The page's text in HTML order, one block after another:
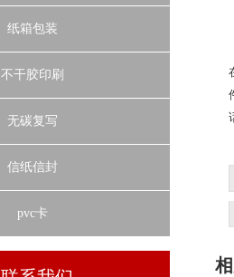
纸箱包装
不干胶印刷
无碳复写
信纸信封
pvc卡